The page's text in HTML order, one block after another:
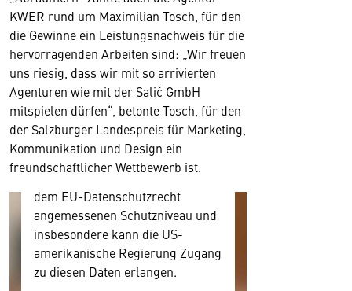
KWER rund um Maximilian Tosch, für den
die Gewinne ein Leistungsnachweis für die
hervorragenden Arbeiten sind: „Wir freuen
uns riesig, dass wir mit so arrivierten
Agenturen wie mit der Salić GmbH
mitspielen dürfen“, betonte Tosch, für den
der Salzburger Landespreis für Marketing,
Kommunikation und Design ein
freundschaftlicher Wettbewerb ist.
Hier würden wir Ihnen gerne
einen externen Inhalt anzeigen.
Dafür benötigen wir allerdings
Ihre Zustimmung, da Ihr Browser
personenbezogene technische
Daten zu Geräten und
Nutzerverhalten mitunter mit US-
amerikanischen Anbietern
austauscht.
Diese Daten unterliegen keinem
dem EU-Datenschutzrecht
angemessenen Schutzniveau und
insbesondere kann die US-
amerikanische Regierung Zugang
zu diesen Daten erlangen.